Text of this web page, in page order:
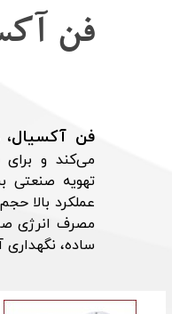
فن
فن آکسیال،
می‌کند و
تهویه صنعتی
عملکرد بالا
مصرف انرژی
ساده، نگهداری